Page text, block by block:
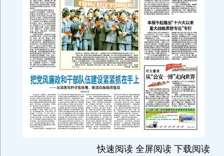
快速阅读 全屏阅读 下载阅读